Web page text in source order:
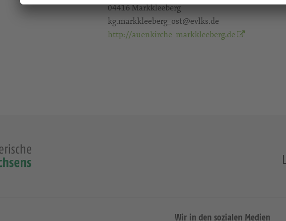
04416 Markkleeberg
kg.markkleeberg_ost@evlks.de
http://auenkirche-markkleeberg.de
Wir in den sozialen Medien